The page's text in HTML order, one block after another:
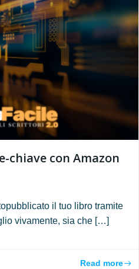
chiave con Amazon
il tuo libro tramite
vivamente, sia che […]
Read more